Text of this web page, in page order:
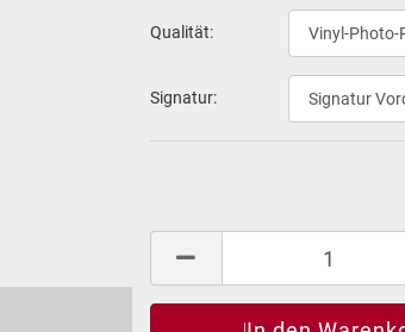
Qua­li­tät:
Si­gna­tur: